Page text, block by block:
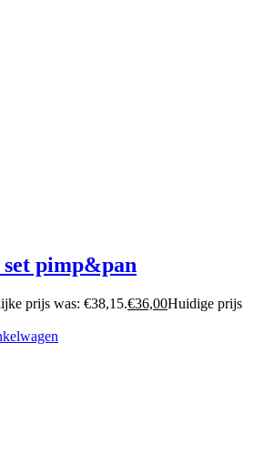
pimp&pan
prijs was: €38,15.€36,00Huidige prijs